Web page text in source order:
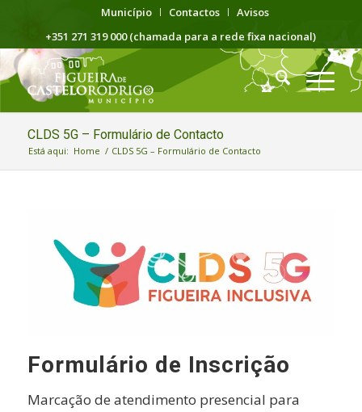
Município Contactos
Avisos
+351 271 319 000 (chamada para a rede fixa nacional)
CLDS 5G – Formulário de Contacto
Está aqui: Home / CLDS 5G – Formulário de Contacto
Formulário de Inscrição
Marcação de atendimento presencial para